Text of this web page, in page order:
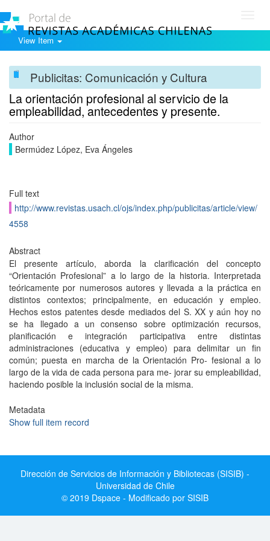
View Item
Publicitas: Comunicación y Cultura
La orientación profesional al servicio de la
empleabilidad, antecedentes y presente.
Author
Bermúdez López, Eva Ángeles
Full text
http://www.revistas.usach.cl/ojs/index.php/publicitas/article/view/
4558
Abstract
El presente artículo, aborda la clarificación del concepto
“Orientación Profesional” a lo largo de la historia. Interpretada
teóricamente por numerosos autores y llevada a la práctica en
distintos contextos; principalmente, en educación y empleo.
Hechos estos patentes desde mediados del S. XX y aún hoy no
se ha llegado a un consenso sobre optimización recursos,
planificación e integración participativa entre distintas
administraciones (educativa y empleo) para delimitar un fin
común; puesta en marcha de la Orientación Pro- fesional a lo
largo de la vida de cada persona para me- jorar su empleabilidad,
haciendo posible la inclusión social de la misma.
Metadata
Show full item record
Dirección de Servicios de Información y Bibliotecas (SISIB) -
Universidad de Chile
© 2019 Dspace - Modificado por SISIB